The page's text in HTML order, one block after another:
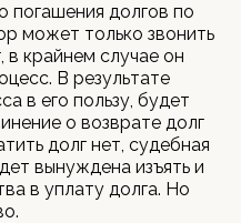
погашения долгов по
может только звонить
в крайнем случае он
В результате
в его пользу, будет
о возврате долг
долг нет, судебная
вынуждена изъять и
в уплату долга. Но